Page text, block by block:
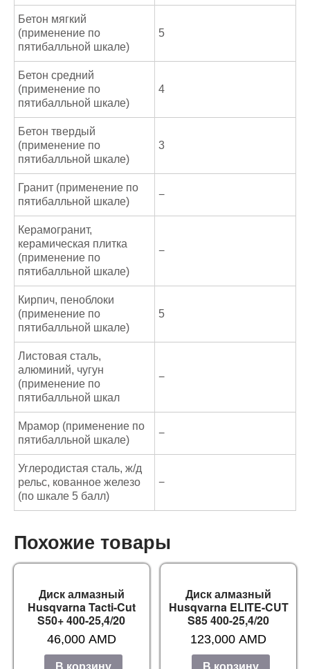
Бетон мягкий
(применение по
пятибалльной шкале)
5
Бетон средний
(применение по
пятибалльной шкале)
4
Бетон твердый
(применение по
пятибалльной шкале)
3
Гранит (применение по
пятибалльной шкале)
−
Керамогранит,
керамическая плитка
(применение по
пятибалльной шкале)
−
Кирпич, пеноблоки
(применение по
пятибалльной шкале)
5
Листовая сталь,
алюминий, чугун
(применение по
пятибалльной шкал
−
Мрамор (применение по
пятибалльной шкале)
−
Углеродистая сталь, ж/д
рельс, кованное железо
(по шкале 5 балл)
−
Похожие товары
Диск алмазный
Husqvarna Tacti-Cut
S50+ 400-25,4/20
46,000 AMD
Диск алмазный
Husqvarna ELITE-CUT
S85 400-25,4/20
123,000AMD